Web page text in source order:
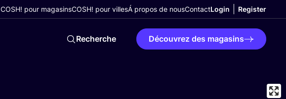
COSH! pour magasinsCOSH! pour villesÁ propos de nousContactLogin Register
Recherche Découvrez des magasins